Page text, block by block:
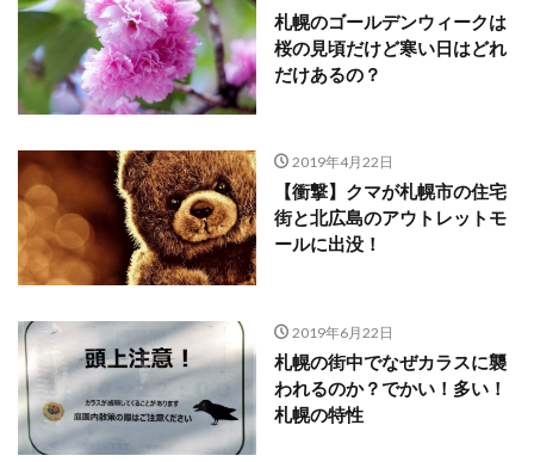
札幌のゴールデンウィークは
桜の見頃だけど寒い日はどれ
だけあるの？
2019年4月22日
【衝撃】クマが札幌市の住宅
街と北広島のアウトレットモ
ールに出没！
2019年6月22日
札幌の街中でなぜカラスに襲
われるのか？でかい！多い！
札幌の特性